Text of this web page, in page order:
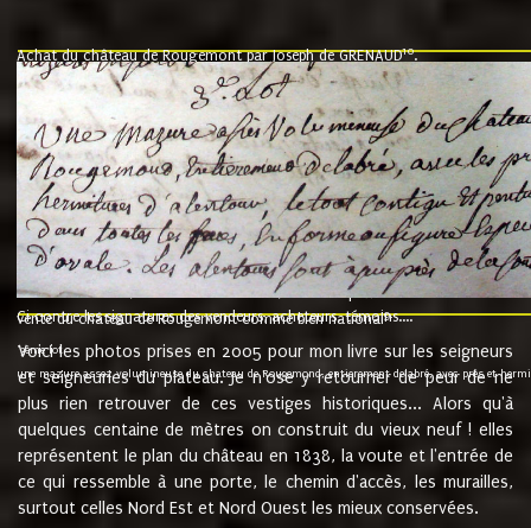
Achat du château de Rougemont par Joseph de GRENAUD10.
"l'an mil six cent soixante treze le ving neuvième jour du mois de
nommé fut présent Messire Claude Guillaume de Moyriat chevalier baron
vend, purement simplement et irrevocablement a monseigneur monsieur
et chavannes conseiller du roy au parlement de Bourgogne, present et
que le dit seigneur Baron de la Vellière a sur ses hommes, indivisables et
de la Velliere tout ainsi et comme le dit seigneur Baron et ses
présent......"
suivent les rentes, donation des terriers, etc... au prix de 880 livre louis
Ci contre les signatures des vendeurs, acheteurs, témoins....
vente du château de Rougemont comme bien national9.
"3ème lot
une mazure assez volumineuse du chateau de Rougemond, entierement delabré, avec près et
Voici les photos prises en 2005 pour mon livre sur les seigneurs
et seigneuries du plateau. Je n'ose y retourner de peur de ne
plus rien retrouver de ces vestiges historiques... Alors qu'à
quelques centaine de mètres on construit du vieux neuf ! elles
représentent le plan du château en 1838, la voute et l'entrée de
ce qui ressemble à une porte, le chemin d'accès, les murailles,
surtout celles Nord Est et Nord Ouest les mieux conservées.